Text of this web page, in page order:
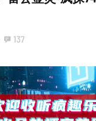
137